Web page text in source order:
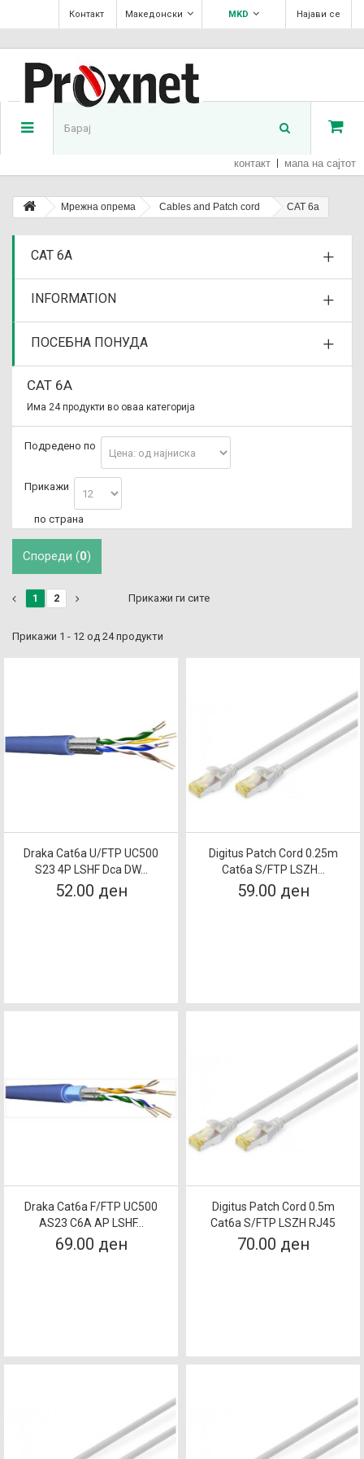
Најави се
MKD
Македонски
Контакт
контакт мапа на сајтот
Мрежна опрема Cables and Patch cord CAT 6a
CAT 6A
INFORMATION
ПОСЕБНА ПОНУДА
CAT 6A
Има 24 продукти во оваа категорија
Подредено по
Прикажи
по страна
Спореди (0)
Прикажи ги сите
1 2
Прикажи 1 - 12 од 24 продукти
Draka Cat6a U/FTP UC500
S23 4P LSHF Dca DW...
52.00 ден
Digitus Patch Cord 0.25m
Cat6a S/FTP LSZH...
59.00 ден
Draka Cat6a F/FTP UC500
AS23 C6A AP LSHF...
69.00 ден
Digitus Patch Cord 0.5m
Cat6a S/FTP LSZH RJ45
70.00 ден